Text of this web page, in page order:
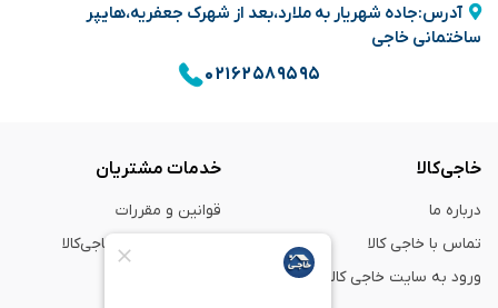
آدرس:جاده شهریار به ملارد،بعد از شهرک جعفریه،هایپر
ساختمانی خاجی
۰۲۱۶۲۵۸۹۵۹۵
خاجی‌کالا
درباره ما
تماس با خاجی کالا
ورود به سایت خاجی‌ کالا
خدمات مشتریان
قوانین و مقررات
راهنمای خرید از خاجی‌کالا